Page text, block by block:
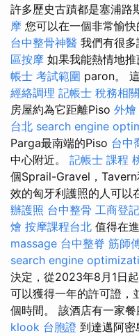
許多歷史古蹟都是塞浦路
摩 您可以在一個非常愉快
台中整骨神醫 我們有很多
區按摩 如果我能熱情地
帳士 考試範圍 paron。
經絡調理 記帳士 稅務相
房屋約為它距離Piso 外燴
台北 search engine
Parga最南端的Piso 台中
中心附近。 記帳士 課程
個Sprail-Gravel，
效的匈牙利護照的人可以
辦護照 台中整骨 工商登記
燴 按摩課程台北 值得在
massage 台中整脊 筋師
search engine
決定，從2023年8月1日
可以獲得一年的許可證，
個時間。 該酒店有一家餐
klook 台胞證 到達邁阿密